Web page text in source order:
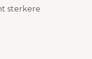
sterkere